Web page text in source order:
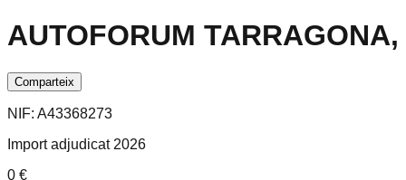
AUTOFORUM
Comparteix
NIF: A43368273
Import adjudicat 2026
0 €